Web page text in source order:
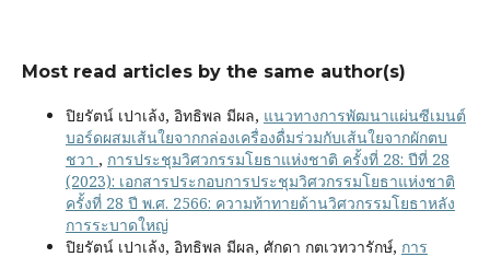
Most read articles by the same author(s)
ปิยรัตน์ เปาเล้ง, อิทธิพล มีผล, แนวทางการพัฒนาแผ่นซีเมนต์
บอร์ดผสมเส้นใยจากกล่องเครื่องดื่มร่วมกับเส้นใยจากผักตบ
ชวา , การประชุมวิศวกรรมโยธาแห่งชาติ ครั้งที่ 28: ปีที่ 28
(2023): เอกสารประกอบการประชุมวิศวกรรมโยธาแห่งชาติ
ครั้งที่ 28 ปี พ.ศ. 2566: ความท้าทายด้านวิศวกรรมโยธาหลัง
การระบาดใหญ่
ปิยรัตน์ เปาเล้ง, อิทธิพล มีผล, ศักดา กตเวทวารักษ์, การ